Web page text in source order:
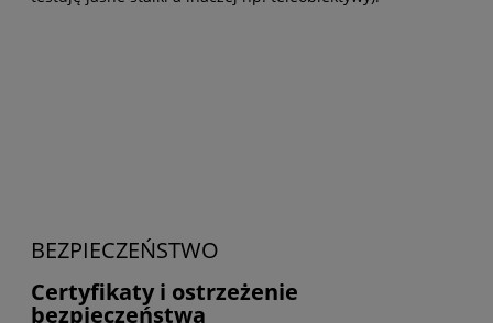
BEZPIECZEŃSTWO
Certyfikaty i ostrzeżenie
bezpieczeństwa